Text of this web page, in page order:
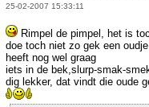
25-02-2007 15:33:11
Rimpel de pimpel, het is
doe toch niet zo gek een
heeft nog wel graag
iets in de bek,slurp-smak-
dig lekker, dat vindt die oude